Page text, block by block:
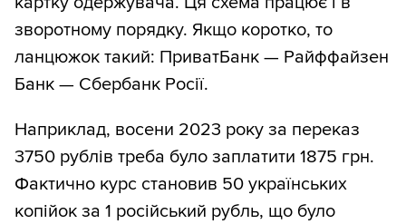
зворотному порядку. Якщо коротко, то
ланцюжок такий: ПриватБанк — Райффайзен
Банк — Сбербанк Росії.
Наприклад, восени 2023 року за переказ
3750 рублів треба було заплатити 1875 грн.
Фактично курс становив 50 українських
копійок за 1 російський рубль, що було